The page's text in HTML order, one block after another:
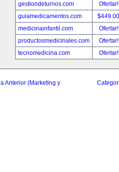
gestiondeturnos.com
guiamedicamentos.com
medicinainfantil.com
productosmedicinales.com
tecnomedicina.com
Anterior (Marketing y